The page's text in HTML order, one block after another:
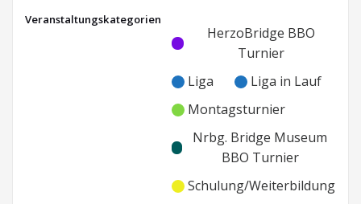
Veranstaltungskategorien
Kategorie
ohne
Kategorie
HerzoBridge BBO
Turnier
Liga
Liga in Lauf
Montagsturnier
Nrbg. Bridge Museum
BBO Turnier
Schulung/Weiterbildung